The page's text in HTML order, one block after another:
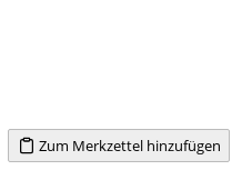
Zum Merkzettel hinzufügen